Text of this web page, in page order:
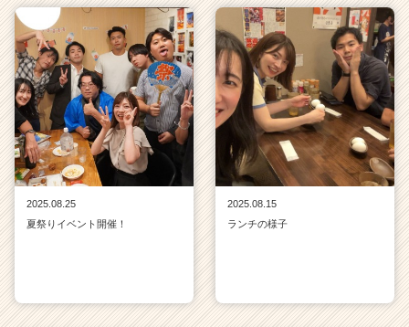
2025.08.25
夏祭りイベント開催！
2025.08.15
ランチの様子